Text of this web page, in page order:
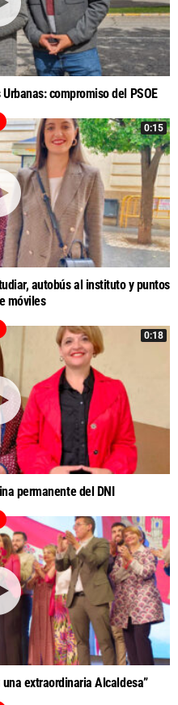
compromiso del PSOE
0:15
autobús al instituto y puntos
móviles
0:18
permanente del DNI
extraordinaria Alcaldesa”